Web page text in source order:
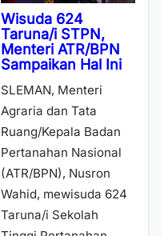
Wisuda 624
Taruna/i STPN,
Menteri ATR/BPN
Sampaikan Hal Ini
SLEMAN, Menteri
Agraria dan Tata
Ruang/Kepala Badan
Pertanahan Nasional
(ATR/BPN), Nusron
Wahid, mewisuda 624
Taruna/i Sekolah